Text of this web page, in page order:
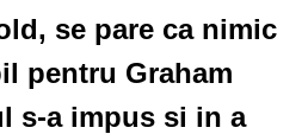
se pare ca nimic
pentru Graham
s-a impus si in a